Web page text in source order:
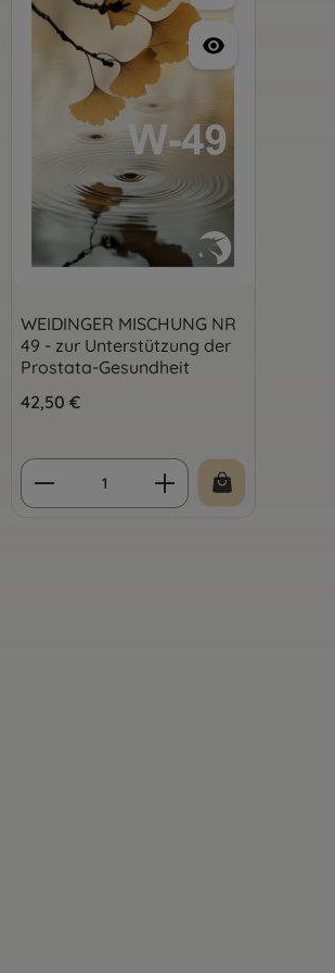
gewünschten Wert
WEIDINGER MISCHUNG NR
49 - zur Unterstützung der
Prostata-Gesundheit
Regulärer Preis:
42,50 €
Produkt Anzahl: Gib den